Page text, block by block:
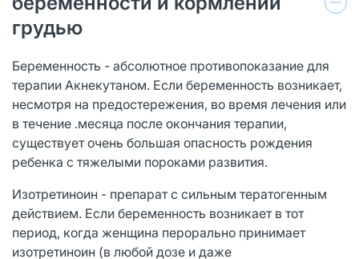
грудью
Беременность - абсолютное противопоказание для
терапии Акнекутаном. Если беременность возникает,
несмотря на предостережения, во время лечения или
в течение .месяца после окончания терапии,
существует очень большая опасность рождения
ребенка с тяжелыми пороками развития.
Изотретиноин - препарат с сильным тератогенным
действием. Если беременность возникает в тот
период, когда женщина перорально принимает
изотретиноин (в любой дозе и даже